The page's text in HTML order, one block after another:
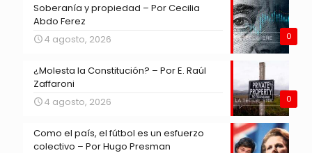
0
Soberanía y propiedad – Por Cecilia
Abdo Ferez
4 agosto, 2026
0
¿Molesta la Constitución? – Por E. Raúl
Zaffaroni
4 agosto, 2026
Como el país, el fútbol es un esfuerzo
colectivo – Por Hugo Presman